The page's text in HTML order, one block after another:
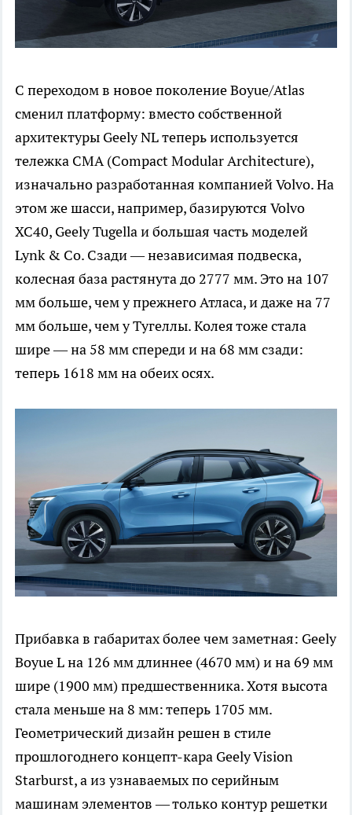
С переходом в новое поколение Boyue/Atlas
сменил платформу: вместо собственной
архитектуры Geely NL теперь используется
тележка CMA (Compact Modular Architecture),
изначально разработанная компанией Volvo. На
этом же шасси, например, базируются Volvo
XC40, Geely Tugella и большая часть моделей
Lynk & Co. Сзади — независимая подвеска,
колесная база растянута до 2777 мм. Это на 107
мм больше, чем у прежнего Атласа, и даже на 77
мм больше, чем у Тугеллы. Колея тоже стала
шире — на 58 мм спереди и на 68 мм сзади:
теперь 1618 мм на обеих осях.
Прибавка в габаритах более чем заметная: Geely
Boyue L на 126 мм длиннее (4670 мм) и на 69 мм
шире (1900 мм) предшественника. Хотя высота
стала меньше на 8 мм: теперь 1705 мм.
Геометрический дизайн решен в стиле
прошлогоднего концепт-кара Geely Vision
Starburst, а из узнаваемых по серийным
машинам элементов — только контур решетки